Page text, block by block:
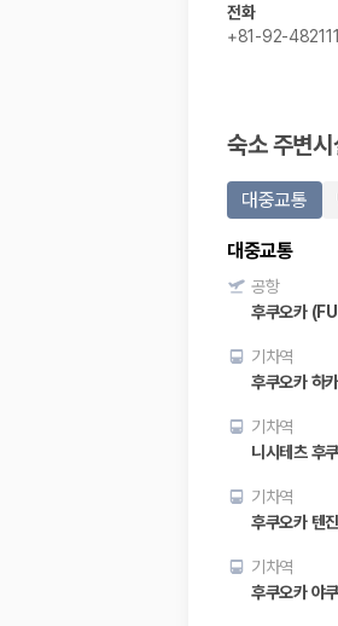
카모아는 제주렌트카부터 국내·해외 렌트카
제주렌트카 가격비교 자주 묻는
A. 대여일, 반납일, 인수 지역을 선택하면 제
Q. 제주 렌트카 최저가는 무엇을 기준으로
Q. 제주 렌트카 가격비교 시 보험도 함께 비
Q. 가족 여행에는 어떤 제주 렌트카를 비교
제주렌트카 가격비교 주요 링크
제주도 렌트카 실시간 최저가 가격비교
전화
+81-92-
숙소 주변시
대중교통
대중교통
공항
후쿠오카
기차역
후쿠오카 하
기차역
니시테츠 후
기차역
후쿠오카 텐
기차역
후쿠오카 야